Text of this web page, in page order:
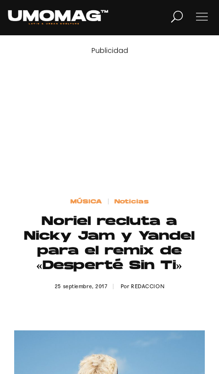
LIFESTYLE
Contacto
Aviso Legal
Publicidad
MÚSICA Noticias
Noriel recluta a
Nicky Jam y Yandel
para el remix de
«Desperté Sin Ti»
25 septiembre, 2017 PorREDACCION